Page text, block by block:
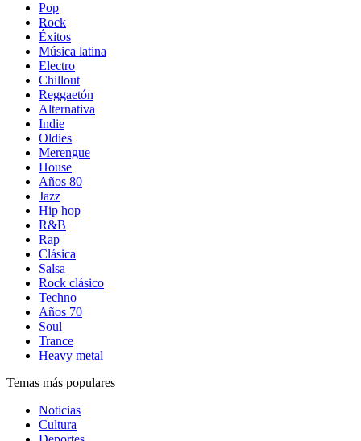
Pop
Rock
Éxitos
Música latina
Electro
Chillout
Reggaetón
Alternativa
Indie
Oldies
Merengue
House
Años 80
Jazz
Hip hop
R&B
Rap
Clásica
Salsa
Rock clásico
Techno
Años 70
Soul
Trance
Heavy metal
Temas más populares
Noticias
Cultura